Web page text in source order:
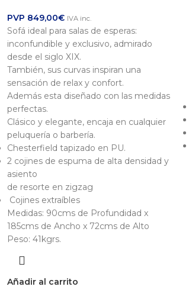
PVP 849,00€ IVA inc.
Sofá ideal para salas de esperas:
inconfundible y exclusivo, admirado
desde el siglo XIX.
También, sus curvas inspiran una
sensación de relax y confort.
Además esta diseñado con las medidas
perfectas.
Clásico y elegante, encaja en cualquier
peluquería o barbería.
Chesterfield tapizado en PU.
2 cojines de espuma de alta densidad y
asiento
de resorte en zigzag
Cojines extraíbles
Medidas: 90cms de Profundidad x
185cms de Ancho x 72cms de Alto
Peso: 41kgrs.
Añadir al carrito